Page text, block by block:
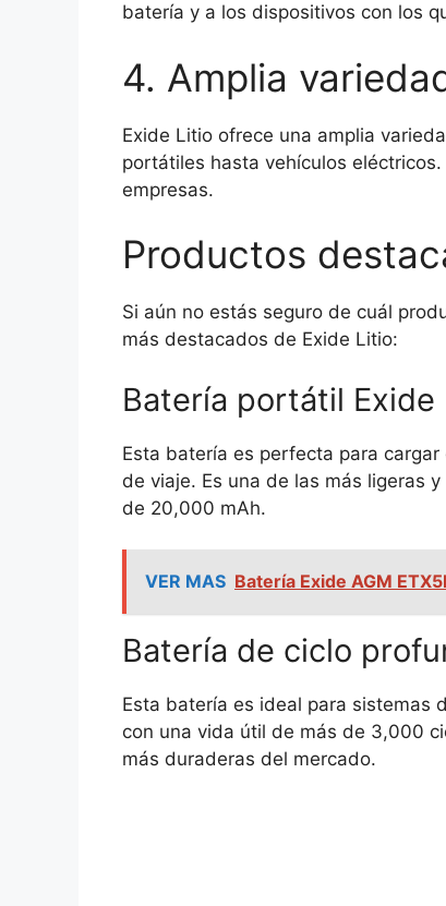
batería y a los dispositivos con los
4. Amplia
Exide Litio ofrece una amplia
portátiles hasta vehículos
empresas.
Productos
Si aún no estás seguro de cuál
más destacados de Exide Litio:
Batería portátil Exide
Esta batería es perfecta para
de viaje. Es una de las más ligeras
de 20,000 mAh.
VER MAS Batería Exide AGM
Batería de ciclo
Esta batería es ideal para sistemas
con una vida útil de más de 3,000
más duraderas del mercado.